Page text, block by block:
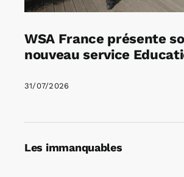
WSA France présente
nouveau service
31/07/2026
Les immanquables